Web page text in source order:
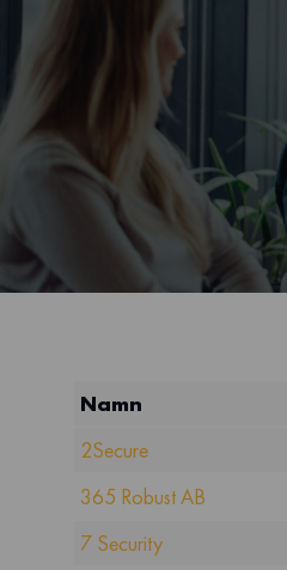
Namn
2Secure
365 Robust AB
7 Security